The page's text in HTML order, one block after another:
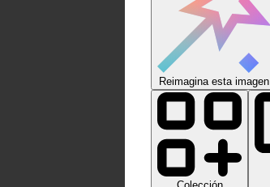
Reimagina esta imagen